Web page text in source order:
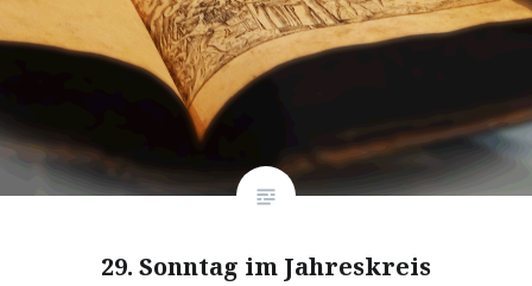
29. Sonntag im Jahreskreis